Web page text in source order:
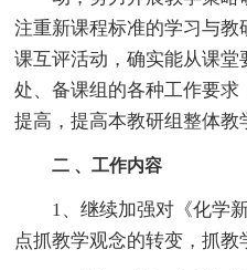
注重新课程标准的学习与
课互评活动，确实能从课
处、备课组的各种工作要
提高，提高本教研组整体教
二 、工作内容
1、继续加强对《化学新
点抓教学观念的转变，抓教